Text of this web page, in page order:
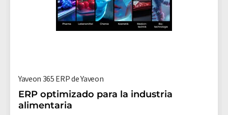
Yaveon 365 ERP de Yaveon
ERP optimizado para la industria
alimentaria